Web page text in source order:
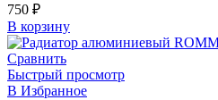
750 ₽
В корзину
Сравнить
Быстрый просмотр
В Избранное